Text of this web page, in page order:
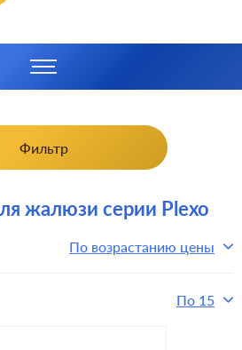
Фильтр
жалюзи серии Plexo
По возрастанию цены
По 15